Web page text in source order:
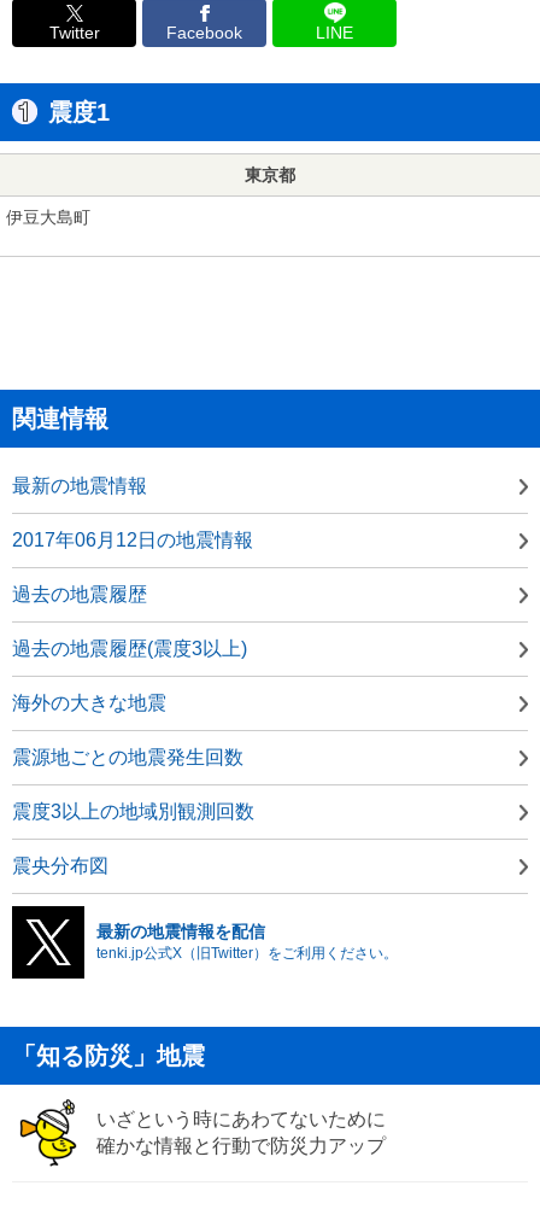
Twitter Facebook LINE
震度1
東京都
伊豆大島町
関連情報
最新の地震情報
2017年06月12日の地震情報
過去の地震履歴
過去の地震履歴(震度3以上)
海外の大きな地震
震源地ごとの地震発生回数
震度3以上の地域別観測回数
震央分布図
最新の地震情報を配信
tenki.jp公式X（旧Twitter）をご利用ください。
「知る防災」地震
いざという時にあわてないために
確かな情報と行動で防災力アップ